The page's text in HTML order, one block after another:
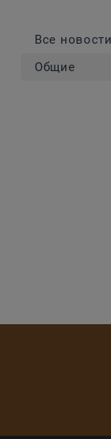
Все новости
Общие